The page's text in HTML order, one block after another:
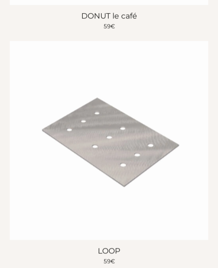
DONUT le café
59€
LOOP
59€